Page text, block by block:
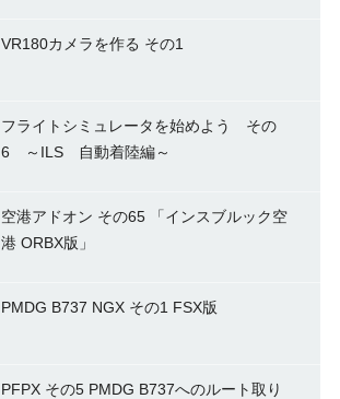
VR180カメラを作る その1
フライトシミュレータを始めよう その
6 ～ILS 自動着陸編～
空港アドオン その65 「インスブルック空
港 ORBX版」
PMDG B737 NGX その1 FSX版
PFPX その5 PMDG B737へのルート取り